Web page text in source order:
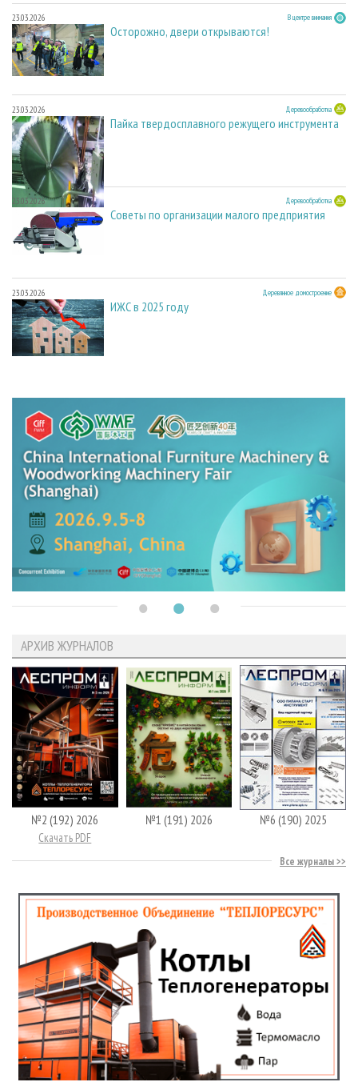
23.03.2026 В центре внимания
Осторожно, двери открываются!
23.03.2026 Деревообработка
Пайка твердосплавного режущего инструмента
23.03.2026 Деревообработка
Советы по организации малого предприятия
23.03.2026 Деревянное домостроение
ИЖС в 2025 году
АРХИВ ЖУРНАЛОВ
№2 (192) 2026
Скачать PDF
№1 (191) 2026 №6 (190) 2025
Все журналы